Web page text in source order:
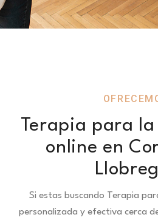
Terapia para
online en
Si estas buscando Terapia
personalizada y efectiva cerca